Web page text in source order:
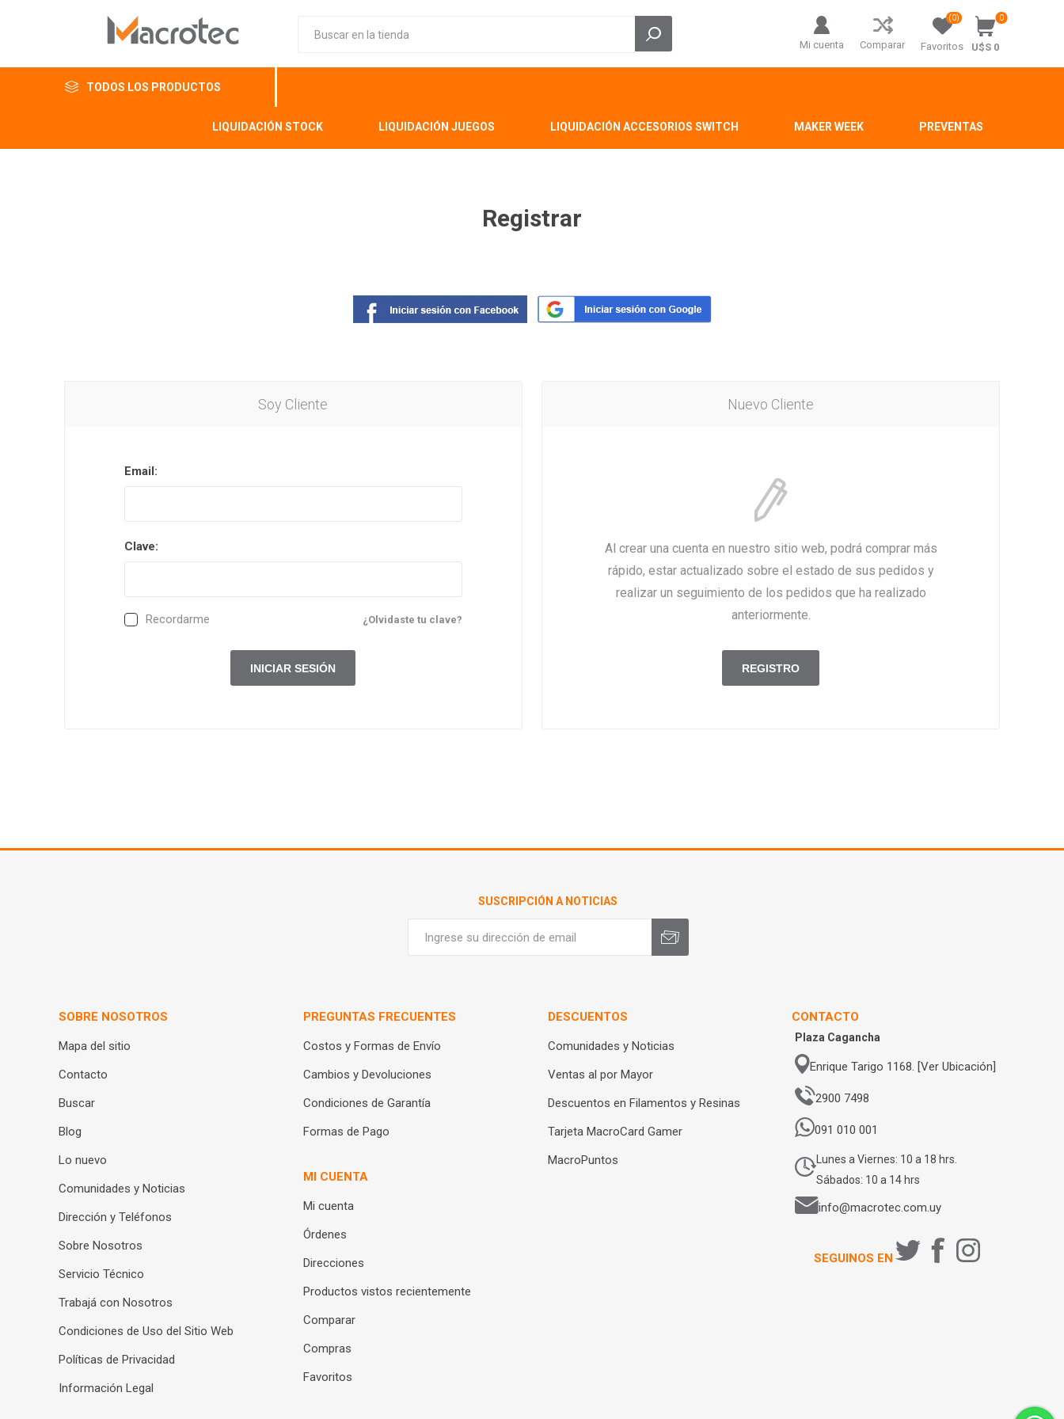
Mi cuenta Comparar Favoritos
(0) 0
U$S 0
TODOS LOS PRODUCTOS
LIQUIDACIÓN STOCK LIQUIDACIÓN JUEGOS LIQUIDACIÓN ACCESORIOS SWITCH MAKER WEEK PREVENTAS
Registrar
Soy Cliente
Email:
Clave:
¿Olvidaste tu clave?
Recordarme
Nuevo Cliente
Al crear una cuenta en nuestro sitio web, podrá comprar más
rápido, estar actualizado sobre el estado de sus pedidos y
realizar un seguimiento de los pedidos que ha realizado
anteriormente.
SUSCRIPCIÓN A NOTICIAS
SOBRE NOSOTROS
Mapa del sitio
Contacto
Buscar
Blog
Lo nuevo
Comunidades y Noticias
Dirección y Teléfonos
Sobre Nosotros
Servicio Técnico
Trabajá con Nosotros
Condiciones de Uso del Sitio Web
Políticas de Privacidad
Información Legal
PREGUNTAS FRECUENTES
Costos y Formas de Envío
Cambios y Devoluciones
Condiciones de Garantía
Formas de Pago
MI CUENTA
Mi cuenta
Órdenes
Direcciones
Productos vistos recientemente
Comparar
Compras
Favoritos
DESCUENTOS
Comunidades y Noticias
Ventas al por Mayor
Descuentos en Filamentos y Resinas
Tarjeta MacroCard Gamer
MacroPuntos
CONTACTO
Plaza Cagancha
Enrique Tarigo 1168. [Ver Ubicación]
2900 7498
091 010 001
Lunes a Viernes: 10 a 18 hrs.
Sábados: 10 a 14 hrs
info@macrotec.com.uy
SEGUINOS EN